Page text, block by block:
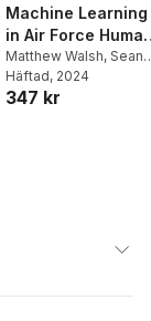
Machine Learning
in Air Force
Resource
Management
Matthew Walsh, Sean
Robson ,Albert A
Robbert,
Häftad, 2024
347 kr